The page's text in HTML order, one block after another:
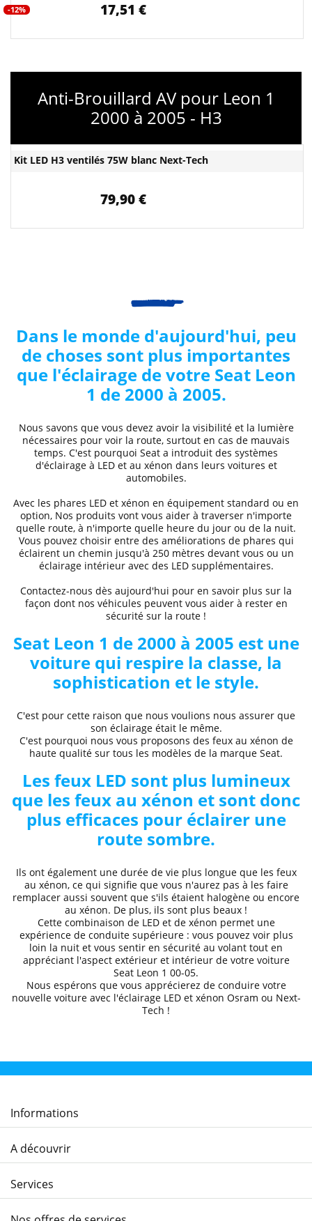
-12% 17,51 €
Anti-Brouillard AV pour Leon 1
2000 à 2005 - H3
Kit LED H3 ventilés 75W blanc Next-Tech
79,90 €
Dans le monde d'aujourd'hui, peu
de choses sont plus importantes
que l'éclairage de votre Seat Leon
1 de 2000 à 2005.
Nous savons que vous devez avoir la visibilité et la lumière
nécessaires pour voir la route, surtout en cas de mauvais
temps. C'est pourquoi Seat a introduit des systèmes
d'éclairage à LED et au xénon dans leurs voitures et
automobiles.
Avec les phares LED et xénon en équipement standard ou en
option, Nos produits vont vous aider à traverser n'importe
quelle route, à n'importe quelle heure du jour ou de la nuit.
Vous pouvez choisir entre des améliorations de phares qui
éclairent un chemin jusqu'à 250 mètres devant vous ou un
éclairage intérieur avec des LED supplémentaires.
Contactez-nous dès aujourd'hui pour en savoir plus sur la
façon dont nos véhicules peuvent vous aider à rester en
sécurité sur la route !
Seat Leon 1 de 2000 à 2005 est une
voiture qui respire la classe, la
sophistication et le style.
C'est pour cette raison que nous voulions nous assurer que
son éclairage était le même.
C'est pourquoi nous vous proposons des feux au xénon de
haute qualité sur tous les modèles de la marque Seat.
Les feux LED sont plus lumineux
que les feux au xénon et sont donc
plus efficaces pour éclairer une
route sombre.
Ils ont également une durée de vie plus longue que les feux
au xénon, ce qui signifie que vous n'aurez pas à les faire
remplacer aussi souvent que s'ils étaient halogène ou encore
au xénon. De plus, ils sont plus beaux !
Cette combinaison de LED et de xénon permet une
expérience de conduite supérieure: vous pouvez voir plus
loin la nuit et vous sentir en sécurité au volant tout en
appréciant l'aspect extérieur et intérieur de votre voiture
Seat Leon 1 00-05.
Nous espérons que vous apprécierez de conduirevotre
nouvelle voiture avec l'éclairage LED et xénon Osram ou Next-
Tech !
Informations
A découvrir
Services